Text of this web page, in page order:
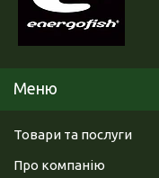
Товари та послуги
Про компанію